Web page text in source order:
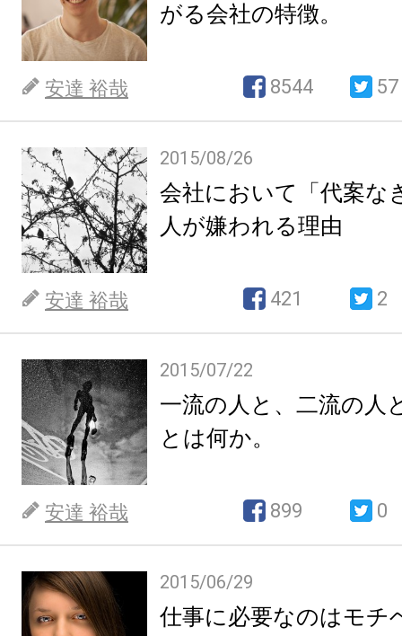
がる会社の特徴。
安達 裕哉 8544 57
2015/08/26
会社において「代案な
人が嫌われる理由
安達 裕哉 421 2
2015/07/22
一流の人と、二流の人
とは何か。
安達 裕哉 899 0
2015/06/29
仕事に必要なのはモチ